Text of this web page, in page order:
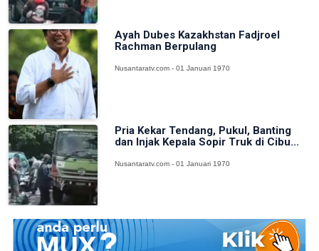
Ayah Dubes Kazakhstan Fadjroel
Rachman Berpulang
Nusantaratv.com - 01 Januari 1970
Pria Kekar Tendang, Pukul, Banting
dan Injak Kepala Sopir Truk di Cibu...
Nusantaratv.com - 01 Januari 1970